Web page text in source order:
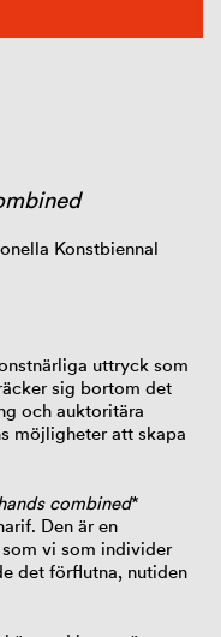
Konstbiennal
uttryck som
sig bortom det
och auktoritära
möjligheter att skapa
combined*
Den är en
vi som individer
det förflutna, nutiden